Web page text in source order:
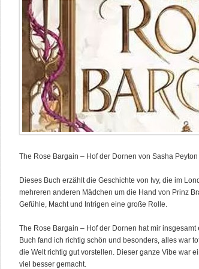
The Rose Bargain – Hof der Dornen von Sasha Peyton
Dieses Buch erzählt die Geschichte von Ivy, die im
mehreren anderen Mädchen um die Hand von Prinz
Gefühle, Macht und Intrigen eine große Rolle.
The Rose Bargain – Hof der Dornen hat mir
Buch fand ich richtig schön und besonders, alles war
die Welt richtig gut vorstellen. Dieser ganze Vibe war
viel besser gemacht.